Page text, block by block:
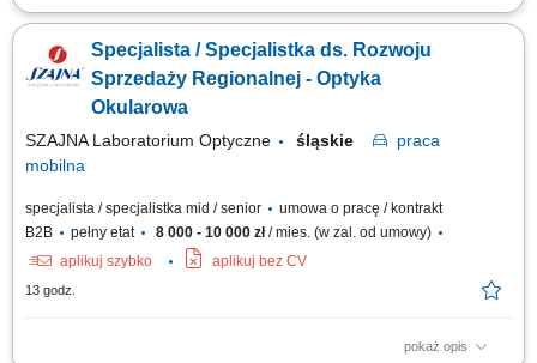
Opis stanowiska Kompleksowa opieka nad obecną siecią partnerów
punktów handlowych. Dbanie o stałą realizację planów sprzedażowych w
oparciu o zatwierdzony budżet roczny. Wdrażanie lokalnych strategii
rynkowych zmierzających...
Specjalista / Specjalistka ds. Rozwoju
Sprzedaży Regionalnej - Optyka
Okularowa
SZAJNA Laboratorium Optyczne śląskie
praca
mobilna
specjalista / specjalistka mid / senior
umowa o pracę / kontrakt
B2B
pełny etat 8 000 - 10 000 zł/ mies. (w zal. od umowy)
aplikuj szybko
aplikuj bez CV
13 godz.
pokaż opis